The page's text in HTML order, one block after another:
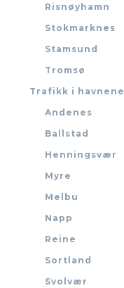
Risnøyhamn
Stokmarknes
Stamsund
Tromsø
Trafikk i havnene
Andenes
Ballstad
Henningsvær
Myre
Melbu
Napp
Reine
Sortland
Svolvær